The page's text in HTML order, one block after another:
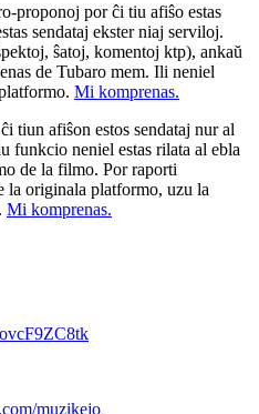
proponoj por ĉi tiu afiŝo estas
sendataj ekster niaj serviloj.
ŝatoj, komentoj ktp), ankaŭ
de Tubaro mem. Ili neniel
Mi komprenas.
tiun afiŝon estos sendataj nur al
funkcio neniel estas rilata al ebla
de la filmo. Por raporti
la originala platformo, uzu la
Mi komprenas.
muzikejo